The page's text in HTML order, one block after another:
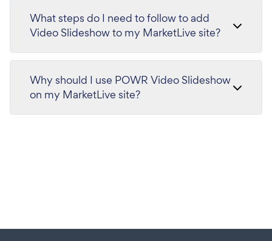
What steps do I need to follow to add
Video Slideshow to my MarketLive site?
Why should I use POWR Video Slideshow
on my MarketLive site?